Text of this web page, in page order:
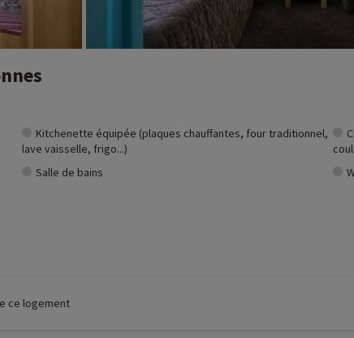
Kitchenette équipée (plaques chauffantes, four traditionnel,
lave vaisselle, frigo...)
Salle de bains
ce logement